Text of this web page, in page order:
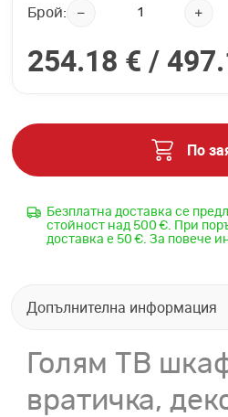
Брой:
254.18 € /
По
Безплатна доставка се
стойност над 500 €. При
доставка е 50 €. За повече
Допълнителна информация
Голям ТВ
вратичка,